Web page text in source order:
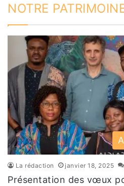
NOTRE
La rédaction janvier 18, 2025
Présentation des vœux